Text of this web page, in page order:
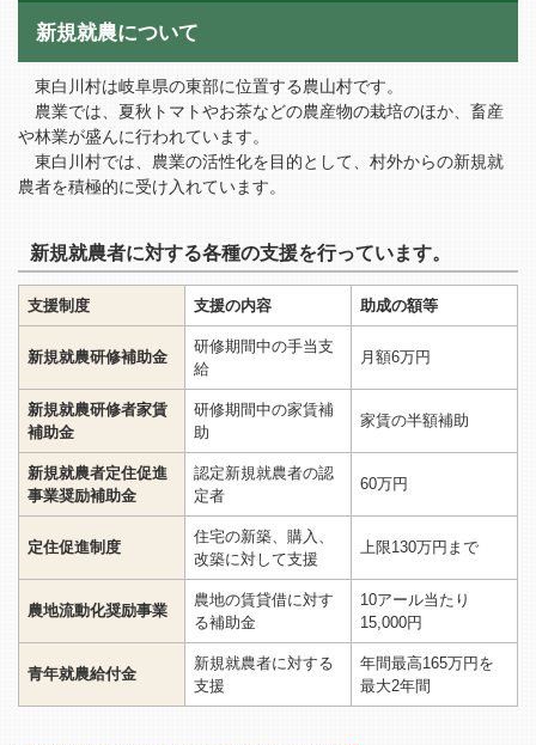
新規就農について
東白川村は岐阜県の東部に位置する農山村です。
農業では、夏秋トマトやお茶などの農産物の栽培のほか、畜産
や林業が盛んに行われています。
東白川村では、農業の活性化を目的として、村外からの新規就
農者を積極的に受け入れています。
新規就農者に対する各種の支援を行っています。
支援制度 支援の内容 助成の額等
新規就農研修補助金
研修期間中の手当支
給
月額6万円
新規就農研修者家賃
補助金
研修期間中の家賃補
助
家賃の半額補助
新規就農者定住促進
事業奨励補助金
認定新規就農者の認
定者
60万円
定住促進制度
住宅の新築、購入、
改築に対して支援
上限130万円まで
農地流動化奨励事業
農地の賃貸借に対す
る補助金
10アール当たり
15,000円
青年就農給付金
新規就農者に対する
支援
年間最高165万円を
最大2年間